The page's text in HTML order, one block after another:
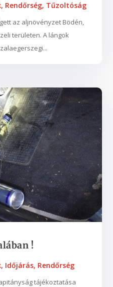
, Rendőrség, Tűzoltóság
az aljnövényzet Bödén,
területen. A lángok
!
, Időjárás, Rendőrség
tájékoztatása